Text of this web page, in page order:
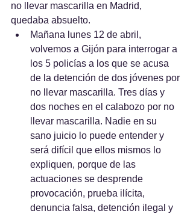
no llevar mascarilla en Madrid,
quedaba absuelto.
Mañana lunes 12 de abril,
volvemos a Gijón para interrogar a
los 5 policías a los que se acusa
de la detención de dos jóvenes por
no llevar mascarilla. Tres días y
dos noches en el calabozo por no
llevar mascarilla. Nadie en su
sano juicio lo puede entender y
será difícil que ellos mismos lo
expliquen, porque de las
actuaciones se desprende
provocación, prueba ilícita,
denuncia falsa, detención ilegal y